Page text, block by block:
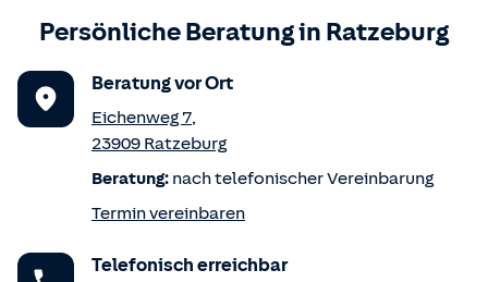
Persönliche Beratung in Ratzeburg
Beratung vor Ort
Eichenweg 7,
23909 Ratzeburg
Beratung: nach telefonischer Vereinbarung
Termin vereinbaren
Telefonisch erreichbar